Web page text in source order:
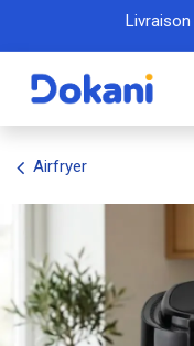
Se rendre au contenu
Livraison
Airfryer